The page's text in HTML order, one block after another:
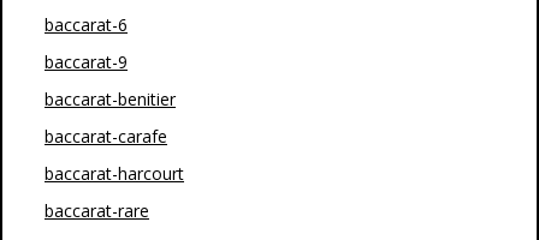
baccarat-6
baccarat-9
baccarat-benitier
baccarat-carafe
baccarat-harcourt
baccarat-rare